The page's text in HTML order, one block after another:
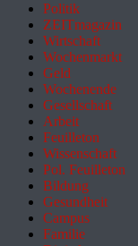
Politik
ZEITmagazin
Wirtschaft
Wochenmarkt
Geld
Wochenende
Gesellschaft
Arbeit
Feuilleton
Wissenschaft
Pol. Feuilleton
Bildung
Gesundheit
Campus
Familie